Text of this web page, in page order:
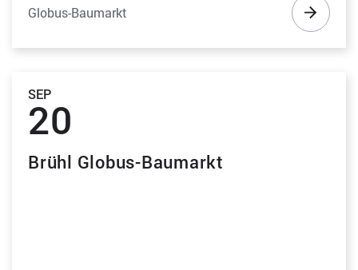
Globus-Baumarkt
SEP
20
Brühl Globus-Baumarkt